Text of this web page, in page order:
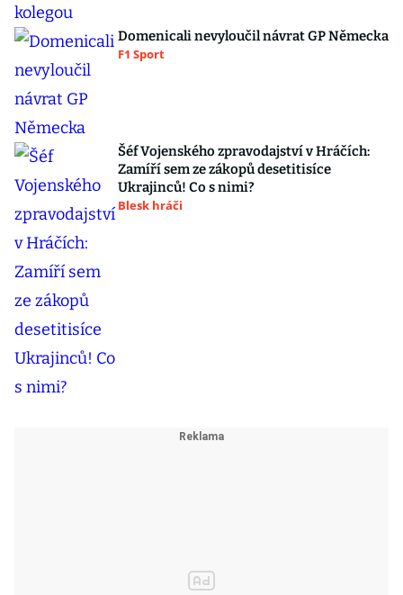
Domenicali nevyloučil návrat GP Německa
F1 Sport
Šéf Vojenského zpravodajství v Hráčích:
Zamíří sem ze zákopů desetitisíce
Ukrajinců! Co s nimi?
Blesk hráči